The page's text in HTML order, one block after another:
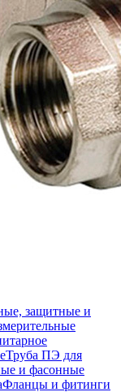
защитные и
Труба ПЭ для
и фасонные
Фланцы и фитинги